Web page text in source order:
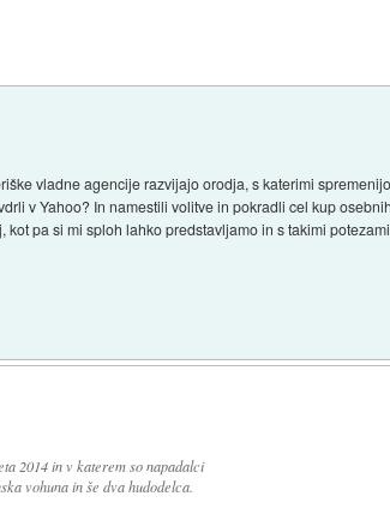
vladne agencije razvijajo orodja, s katerimi
v Yahoo? In namestili volitve in pokradli cel kup
pa si mi sploh lahko predstavljamo in s takimi
2014 in v katerem so napadalci
vohuna in še dva hudodelca.